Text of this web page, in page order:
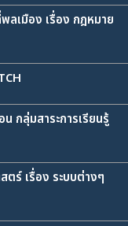
ลเมือง เรื่อง กฎหมาย
กลุ่มสาระการเรียนรู้
ตร์ เรื่อง ระบบต่างๆ